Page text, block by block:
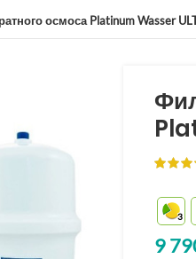
осмоса Platinum Wasser
3
9